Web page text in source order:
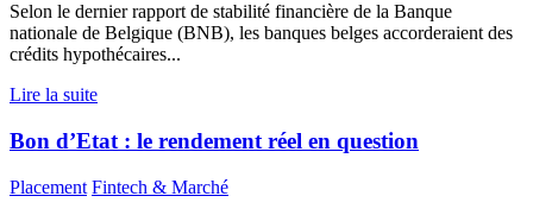
Selon le dernier rapport de stabilité financière de la Banque
nationale de Belgique (BNB), les banques belges accorderaient des
crédits hypothécaires...
Lire la suite
Bon d’Etat : le rendement réel en question
Placement Fintech & Marché